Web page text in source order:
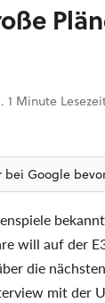
1 Minute
bei Google
will auf der
die
mit der